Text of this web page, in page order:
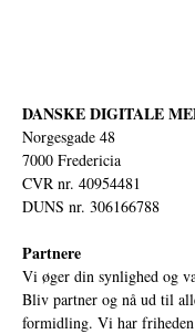
DANSKE DIGITALE
Norgesgade 48
7000 Fredericia
CVR nr. 40954481
DUNS nr. 306166788
Partnere
Vi øger din synlighed og
Bliv partner og nå ud til
formidling. Vi har